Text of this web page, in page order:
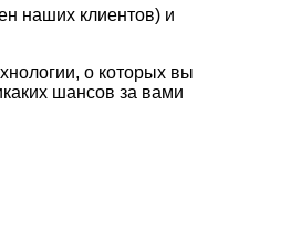
наших клиентов) и
о которых вы
шансов за вами